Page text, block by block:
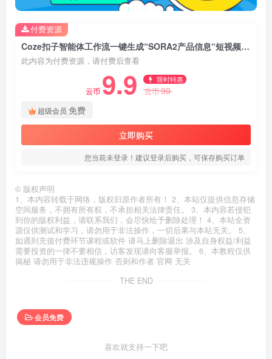
Coze扣子智能体工作流一键生成“SORA2产品信息“短视频，全流程保姆级教学
此内容为付费资源，请付费后查看
云币 9.9 限时特惠
云币99
超级会员 免费
立即购买
您当前未登录！建议登录后购买，可保存购买订单
付费资源
© 版权声明
1、本内容转载于网络，版权归原作者所有！ 2、本站仅提供信息存储
空间服务，不拥有所有权，不承担相关法律责任。 3、本内容若侵犯
到你的版权利益，请联系我们，会尽快给予删除处理！ 4、本站全资
源仅供测试和学习，请勿用于非法操作，一切后果与本站无关。 5、
如遇到充值付费环节课程或软件 请马上删除退出 涉及自身权益/利益
需要投资的一律不要相信，访客发现请向客服举报。 6、本教程仅供
揭秘 请勿用于非法违规操作 否则和作者 官网 无关
THE END
会员免费
喜欢就支持一下吧